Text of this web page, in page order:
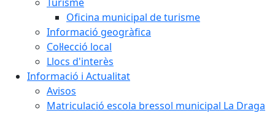
Oficina municipal de turisme
Informació geogràfica
Col·lecció local
Llocs d'interès
Informació i Actualitat
Avisos
Matriculació escola bressol municipal La Draga